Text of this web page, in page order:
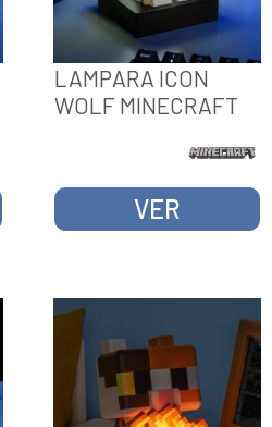
LAMPARA ICON
WOLF MINECRAFT
VER